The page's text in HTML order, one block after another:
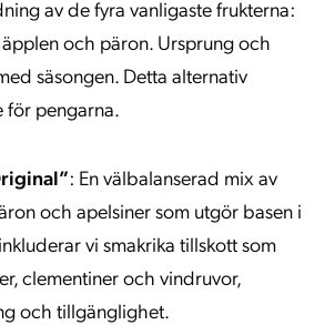
av de fyra vanligaste frukterna:
äpplen och päron. Ursprung och
säsongen. Detta alternativ
för pengarna.
: En välbalanserad mix av
och apelsiner som utgör basen i
vi smakrika tillskott som
clementiner och vindruvor,
och tillgänglighet.